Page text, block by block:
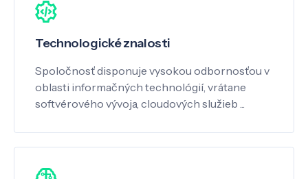
Technologické znalosti
Spoločnosť disponuje vysokou odbornosťou v
oblasti informačných technológií, vrátane
softvérového vývoja, cloudových služieb ...